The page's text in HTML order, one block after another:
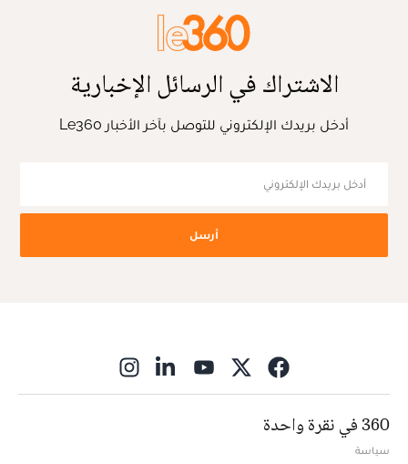
الاشتراك في الرسائل الإخبارية
أدخل بريدك الإلكتروني للتوصل بآخر الأخبار Le360
أرسل
360 في نقرة واحدة
سياسة